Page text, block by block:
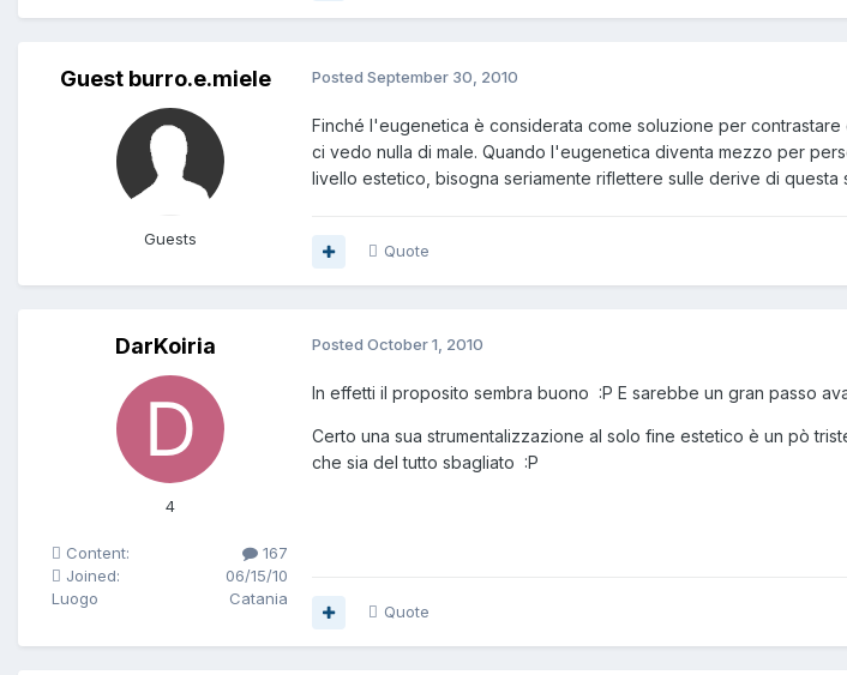
Guest burro.e.miele
Guests
Posted September 30, 2010
Finché l'eugenetica è considerata come soluzione per
ci vedo nulla di male. Quando l'eugenetica diventa mezzo per
livello estetico, bisogna seriamente riflettere sulle derive di questa
Quote
DarKoiria
4
Content:
167
Joined:
06/15/10
Luogo
Catania
Posted October 1, 2010
In effetti il proposito sembra buono :P E sarebbe un gran passo
Certo una sua strumentalizzazione al solo fine estetico è un pò
che sia del tutto sbagliato :P
Quote